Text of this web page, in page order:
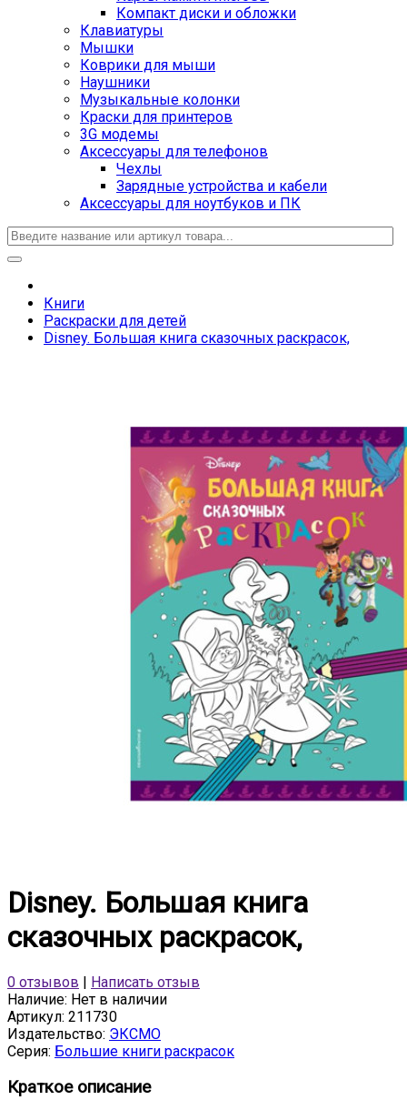
Компакт диски и обложки
Клавиатуры
Мышки
Коврики для мыши
Наушники
Музыкальные колонки
Краски для принтеров
3G модемы
Аксессуары для телефонов
Чехлы
Зарядные устройства и кабели
Аксессуары для ноутбуков и ПК
Книги
Раскраски для детей
Disney. Большая книга сказочных раскрасок,
Disney. Большая книга
сказочных раскрасок,
0 отзывов
Написать отзыв
Наличие: Нет в наличии
Артикул: 211730
Издательство: ЭКСМО
Серия: Большие книги раскрасок
Краткое описание